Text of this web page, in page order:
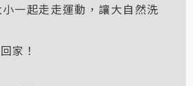
一起走走運動，讓大自然洗
家！